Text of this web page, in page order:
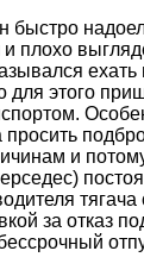
быстро
плохо
для этого
и
тягача
за отказ